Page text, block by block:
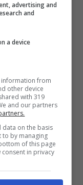
advertising and
and
a device
from
other device
with 319
and our partners
data on the basis
to by managing
of this page
in privacy